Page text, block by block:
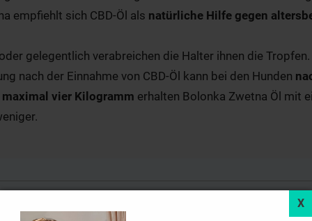
empfiehlt sich CBD-Öl als natürliche Hilfe gegen
gelegentlich verabreichen die Halter ihnen die Tropfen.
nach der Einnahme von CBD-Öl kann bei den Hunden
vier Kilogramm erhalten Bolonka Zwetna Öl mit